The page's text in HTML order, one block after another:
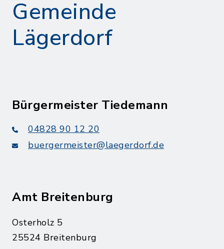
Gemeinde
Lägerdorf
Bürgermeister Tiedemann
04828 90 12 20
buergermeister@laegerdorf.de
Amt Breitenburg
Osterholz 5
25524 Breitenburg